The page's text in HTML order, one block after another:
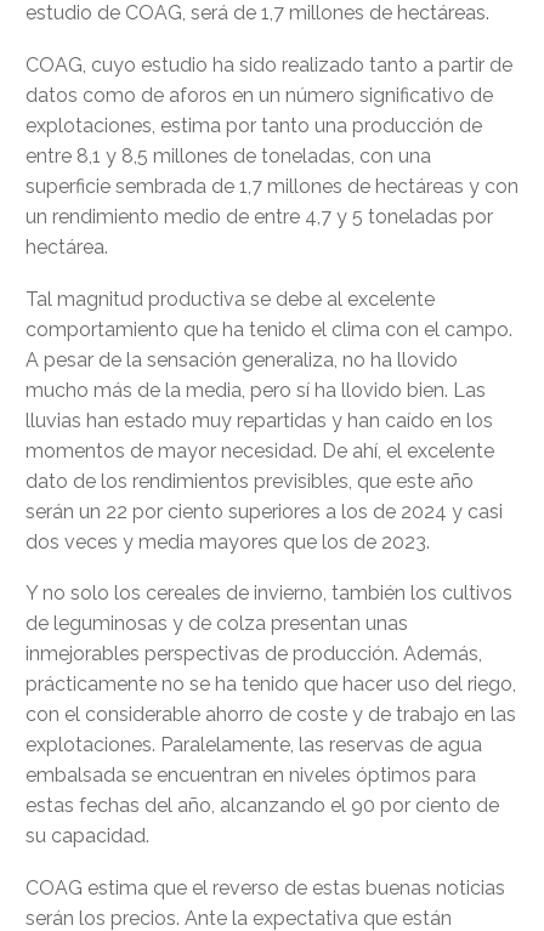
estudio de COAG, será de 1,7 millones de hectáreas.
COAG, cuyo estudio ha sido realizado tanto a partir de
datos como de aforos en un número significativo de
explotaciones, estima por tanto una producción de
entre 8,1 y 8,5 millones de toneladas, con una
superficie sembrada de 1,7 millones de hectáreas y con
un rendimiento medio de entre 4,7 y 5 toneladas por
hectárea.
Tal magnitud productiva se debe al excelente
comportamiento que ha tenido el clima con el campo.
A pesar de la sensación generaliza, no ha llovido
mucho más de la media, pero sí ha llovido bien. Las
lluvias han estado muy repartidas y han caído en los
momentos de mayor necesidad. De ahí, el excelente
dato de los rendimientos previsibles, que este año
serán un 22 por ciento superiores a los de 2024 y casi
dos veces y media mayores que los de 2023.
Y no solo los cereales de invierno, también los cultivos
de leguminosas y de colza presentan unas
inmejorables perspectivas de producción. Además,
prácticamente no se ha tenido que hacer uso del riego,
con el considerable ahorro de coste y de trabajo en las
explotaciones. Paralelamente, las reservas de agua
embalsada se encuentran en niveles óptimos para
estas fechas del año, alcanzando el 90 por ciento de
su capacidad.
COAG estima que el reverso de estas buenas noticias
serán los precios. Ante la expectativa que están